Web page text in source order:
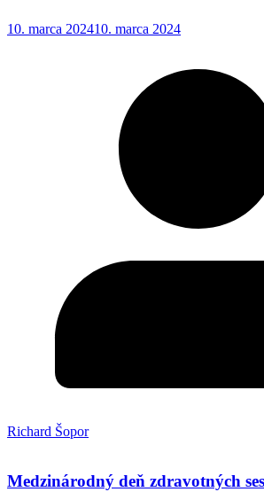
10. marca 202410. marca 2024
Richard Šopor
Medzinárodný deň zdravotných